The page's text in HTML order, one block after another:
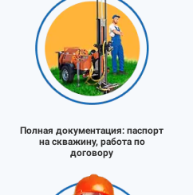
Полная документация: паспорт
на скважину, работа по
договору